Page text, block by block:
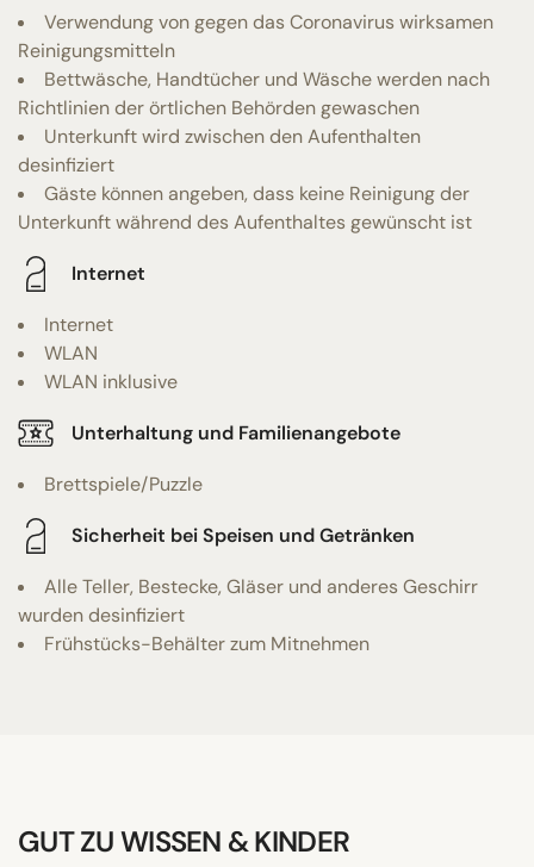
Verwendung von gegen das Coronavirus wirksamen
Reinigungsmitteln
Bettwäsche, Handtücher und Wäsche werden nach
Richtlinien der örtlichen Behörden gewaschen
Unterkunft wird zwischen den Aufenthalten
desinfiziert
Gäste können angeben, dass keine Reinigung der
Unterkunft während des Aufenthaltes gewünscht ist
Internet
Internet
WLAN
WLAN inklusive
Unterhaltung und Familienangebote
Brettspiele/Puzzle
Sicherheit bei Speisen und Getränken
Alle Teller, Bestecke, Gläser und anderes Geschirr
wurden desinfiziert
Frühstücks-Behälter zum Mitnehmen
GUT ZU WISSEN & KINDER